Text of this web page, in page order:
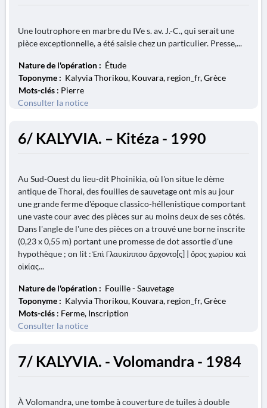
Une loutrophore en marbre du IVe s. av. J.-C., qui serait une
pièce exceptionnelle, a été saisie chez un particulier. Presse,...
Nature de l'opération : Étude
Toponyme : Kalyvia Thorikou, Kouvara, region_fr, Grèce
Mots-clés : Pierre
Consulter la notice
6/ KALYVIA. – Kitéza - 1990
Au Sud-Ouest du lieu-dit Phoinikia, où l'on situe le dème
antique de Thorai, des fouilles de sauvetage ont mis au jour
une grande ferme d'époque classico-héllenistique comportant
une vaste cour avec des pièces sur au moins deux de ses côtés.
Dans l'angle de l'une des pièces on a trouvé une borne inscrite
(0,23 x 0,55 m) portant une promesse de dot assortie d'une
hypothèque ; on lit : Ἐπὶ Γλαυκίππου ἄρχοντο[ς] | ὅρος χωρίου καὶ
οἰκίας...
Nature de l'opération : Fouille - Sauvetage
Toponyme : Kalyvia Thorikou, Kouvara, region_fr, Grèce
Mots-clés : Ferme, Inscription
Consulter la notice
7/ KALYVIA. - Volomandra - 1984
À Volomandra, une tombe à couverture de tuiles à double